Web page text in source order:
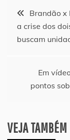
Navegação
de
Brandão x
a crise dos
buscam
Em
pontos
VEJA TAMBÉM